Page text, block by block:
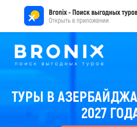
ТУРЫ В
2027